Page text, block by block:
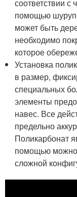
соответствии с
помощью
может быть
необходимо
которое
Установка
в размер,
специальных
элементы
навес. Все
предельно
Поликарбонат
помощью можно
сложной